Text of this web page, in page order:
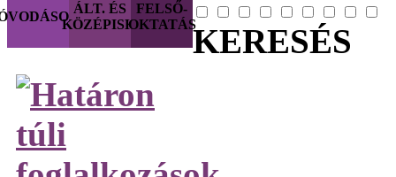
ÁLT. ÉS
KÖZÉPISK.
FELSŐ-
OKTATÁSKERESÉS